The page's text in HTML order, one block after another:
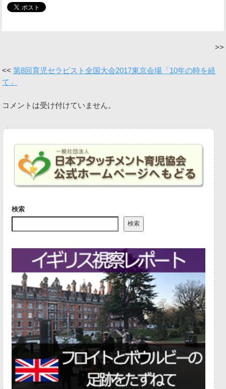
第8回育児セラピスト全国大会2017東京会場「10年の時を経
て」
コメントは受け付けていません。
検索
検索